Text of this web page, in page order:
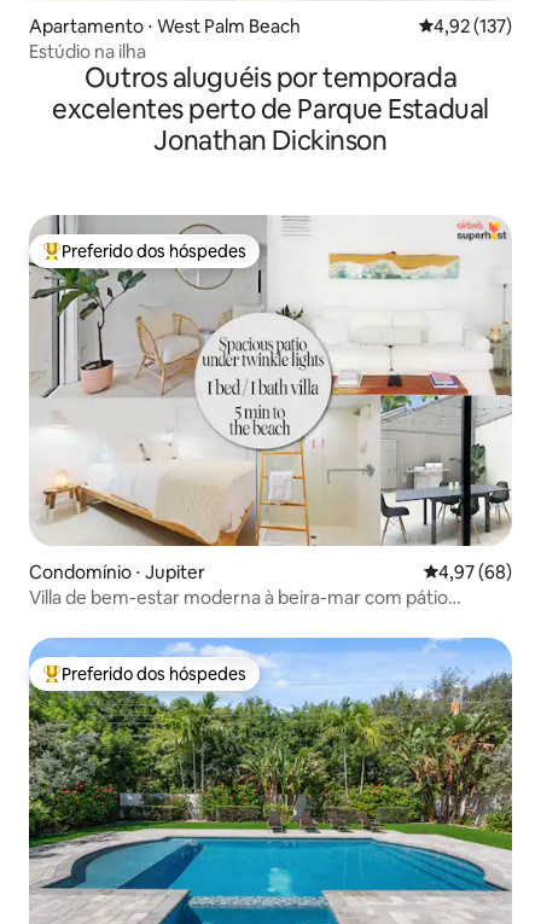
Apartamento ⋅ West Palm Beach 4,92 de uma
4,92 (137)
Estúdio na ilha
Outros aluguéis por temporada
excelentes perto de Parque Estadual
Jonathan Dickinson
Entre os melhores preferidos dos hóspedes
Preferido dos hóspedes
Condomínio ⋅ Jupiter 4,97 de uma
4,97 (68)
Villa de bem-estar moderna à beira-mar com pátio
Entre os melhores preferidos dos hóspedes
Preferido dos hóspedes